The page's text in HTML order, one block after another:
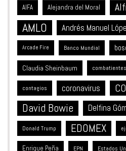
AIFA Alejandra del Moral
AMLO Andrés Manuel
Arcade Fire Banco Mundial
Claudia Sheinbaum
contagios coronavirus
David Bowie Delfina
Donald Trump EDOMEX
Enrique Peña EPN Estados